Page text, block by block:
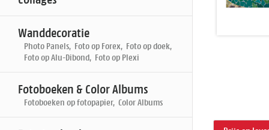
Wanddecoratie
Photo Panels, Foto op Forex, Foto op doek,
Foto op Alu-Dibond, Foto op Plexi
Fotoboeken & Color Albums
Fotoboeken op fotopapier, Color Albums